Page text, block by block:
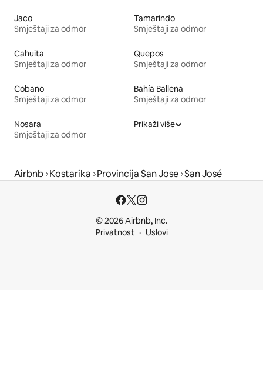
Jaco
Smještaji za odmor
Tamarindo
Smještaji za odmor
Cahuita
Smještaji za odmor
Quepos
Smještaji za odmor
Cobano
Smještaji za odmor
Bahía Ballena
Smještaji za odmor
Nosara
Smještaji za odmor
Prikaži više
Airbnb Kostarika Provincija San Jose San José
© 2026 Airbnb, Inc.
Privatnost
Uslovi